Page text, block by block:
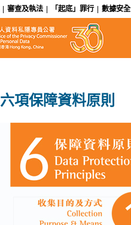
審查及執法 「起底」罪行 數據安全
六項保障資料原則